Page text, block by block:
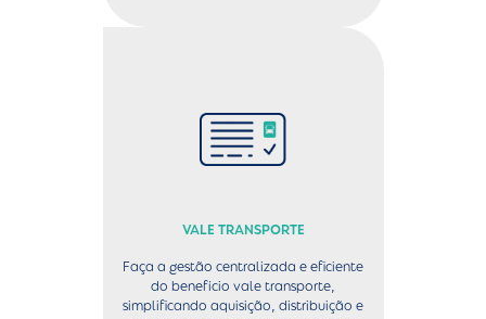
VALE TRANSPORTE
Faça a gestão centralizada e eficiente
do benefício vale transporte,
simplificando aquisição, distribuição e